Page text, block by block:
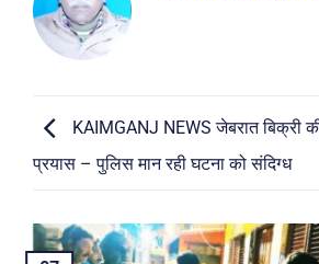
KAIMGANJ NEWS जेबरात बिक्री
प्रयास – पुलिस मान रही घटना को संदिग्ध